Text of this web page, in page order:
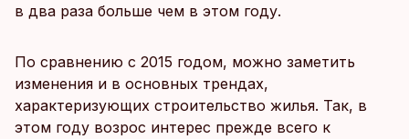
в два раза больше чем в этом году.
По сравнению с 2015 годом, можно заметить
изменения и в основных трендах,
характеризующих строительство жилья. Так, в
этом году возрос интерес прежде всего к